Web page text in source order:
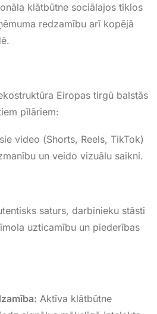
klātbūtne sociālajos tīklos
redzamību arī kopējā
.
Eiropas tirgū balstās
pīlāriem:
video (Shorts, Reels, TikTok)
un veido vizuālu saikni.
saturs, darbinieku stāsti
uzticamību un piederības
Aktīva klātbūtne